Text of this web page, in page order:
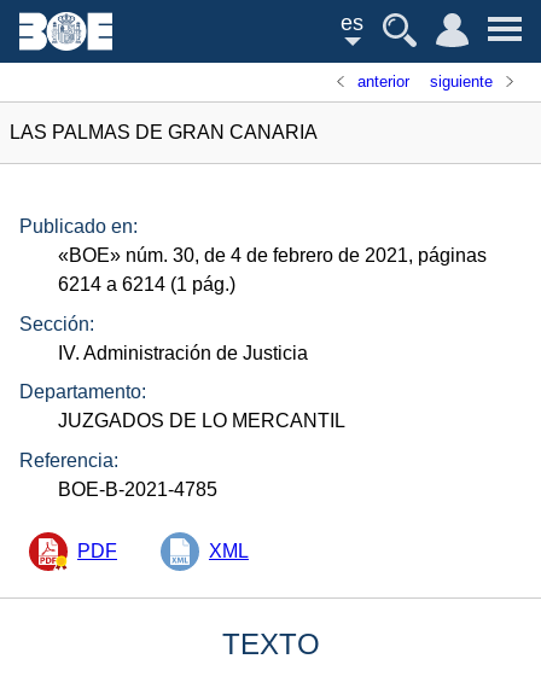
es
anterior siguiente
LAS PALMAS DE GRAN CANARIA
Publicado en:
«BOE» núm. 30, de 4 de febrero de 2021, páginas
6214 a 6214 (1 pág.)
Sección:
IV. Administración de Justicia
Departamento:
JUZGADOS DE LO MERCANTIL
Referencia:
BOE-B-2021-4785
PDF XML
TEXTO